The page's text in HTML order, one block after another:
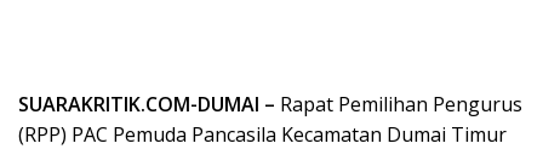
SUARAKRITIK.COM-DUMAI – Rapat Pemilihan Pengurus
(RPP) PAC Pemuda Pancasila Kecamatan Dumai Timur